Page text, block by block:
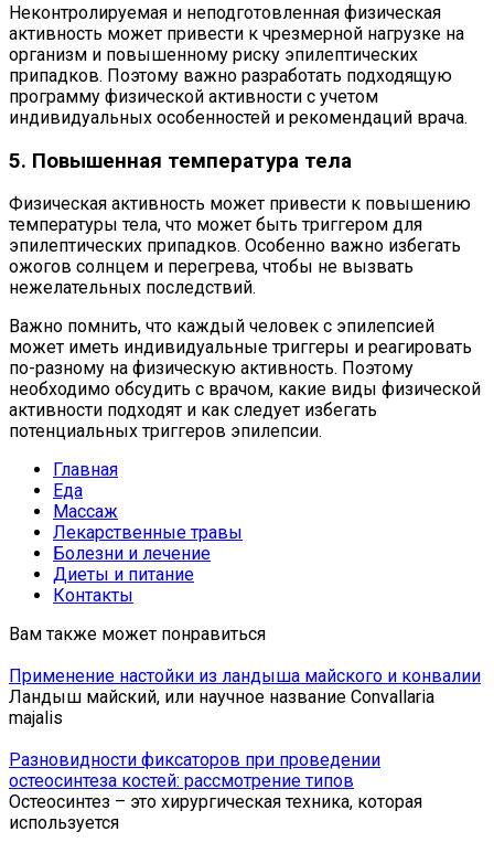
Неконтролируемая и неподготовленная физическая
активность может привести к чрезмерной нагрузке на
организм и повышенному риску эпилептических
припадков. Поэтому важно разработать подходящую
программу физической активности с учетом
индивидуальных особенностей и рекомендаций врача.
5. Повышенная температура тела
Физическая активность может привести к повышению
температуры тела, что может быть триггером для
эпилептических припадков. Особенно важно избегать
ожогов солнцем и перегрева, чтобы не вызвать
нежелательных последствий.
Важно помнить, что каждый человек с эпилепсией
может иметь индивидуальные триггеры и реагировать
по-разному на физическую активность. Поэтому
необходимо обсудить с врачом, какие виды физической
активности подходят и как следует избегать
потенциальных триггеров эпилепсии.
Главная
Еда
Массаж
Лекарственные травы
Болезни и лечение
Диеты и питание
Контакты
Вам также может понравиться
Применение настойки из ландыша майского и конвалии
Ландыш майский, или научное название Convallaria
majalis
Разновидности фиксаторов при проведении
остеосинтеза костей: рассмотрение типов
Остеосинтез – это хирургическая техника, которая
используется